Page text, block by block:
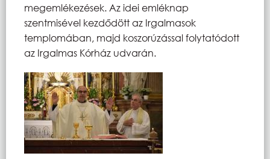
megemlékezések. Az idei emléknap
szentmisével kezdődött az Irgalmasok
templomában, majd koszorúzással folytatódott
az Irgalmas Kórház udvarán.